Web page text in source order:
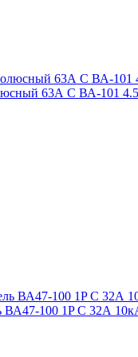
63А С ВА-101
ВА47-100 1P C 32А